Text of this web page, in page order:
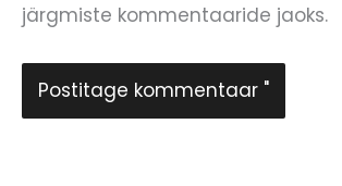
järgmiste kommentaaride jaoks.